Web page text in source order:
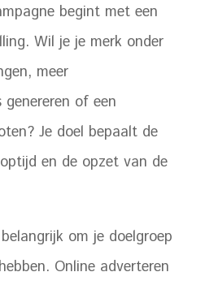
begint met een
Wil je je merk onder
meer
genereren of een
Je doel bepaalt de
en de opzet van de
om je doelgroep
Online adverteren